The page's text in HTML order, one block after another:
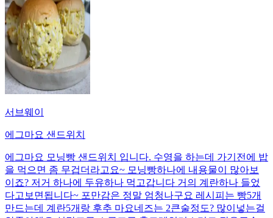
서브웨이
에그마요 샌드위치
에그마요 모닝빵 샌드위치 입니다. 수영을 하는데 가기전에 밥
을 먹으면 좀 무겁더라고요~ 모닝빵하나에 내용물이 많아보
이죠? 저거 하나에 두유하나 먹고갑니다 거의 계란하나 들었
다고보면됩니다~ 포만감은 정말 엄청나구요 레시피는 빵5개
만드는데 계란5개랑 후추 마요네즈는 2큰술정도? 많이넣는걸